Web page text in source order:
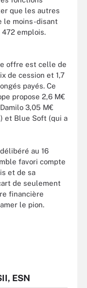
que les autres
le moins-disant
emplois.
offre est celle de
de cession et 1,7
payés. Ce
propose 2,6 M€
3,05 M€
et Blue Soft (qui a
au 16
favori compte
et de sa
de seulement
financière
le pion.
ESN